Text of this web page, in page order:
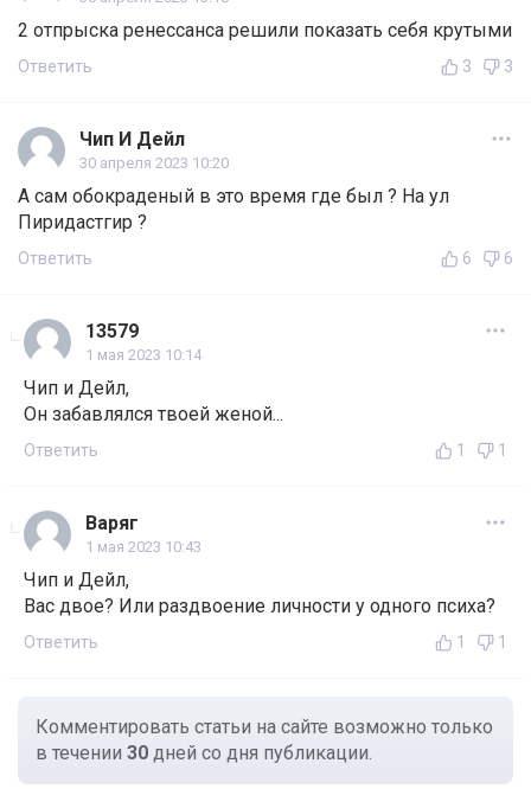
2 отпрыска ренессанса решили показать себя крутыми
Ответить 3 3
Чип И Дейл
30 апреля 2023 10:20
А сам обокраденый в это время где был ? На ул
Пиридастгир ?
Ответить 6 6
13579
1 мая 2023 10:14
Чип и Дейл,
Он забавлялся твоей женой...
Ответить 1 1
Варяг
1 мая 2023 10:43
Чип и Дейл,
Вас двое? Или раздвоение личности у одного психа?
Ответить 1 1
Комментировать статьи на сайте возможно только
в течении 30 дней со дня публикации.